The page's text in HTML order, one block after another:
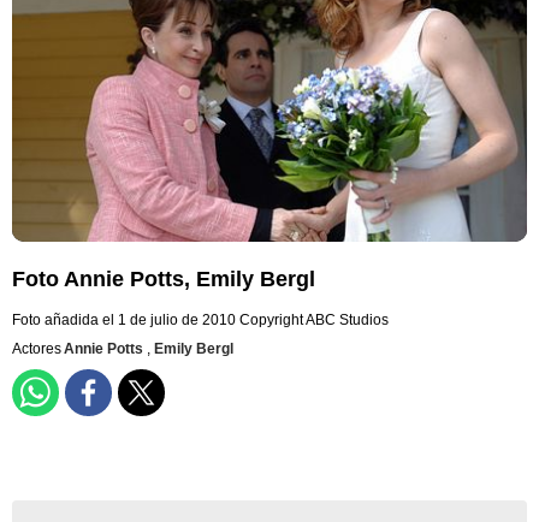
Foto Annie Potts, Emily Bergl
Foto añadida el 1 de julio de 2010 Copyright ABC Studios
ActoresAnnie Potts , Emily Bergl